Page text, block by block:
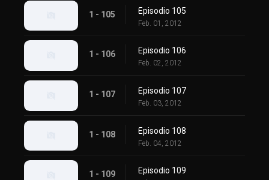
1 - 105 Episodio 105
Feb. 01, 2012
1 - 106 Episodio 106
Feb. 02, 2012
1 - 107 Episodio 107
Feb. 03, 2012
1 - 108 Episodio 108
Feb. 04, 2012
1 - 109 Episodio 109